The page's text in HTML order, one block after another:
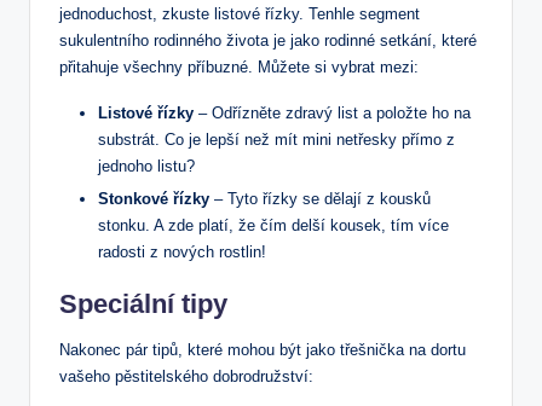
jednoduchost, zkuste listové řízky. Tenhle segment
sukulentního rodinného života je jako rodinné setkání, které
přitahuje všechny příbuzné. Můžete si vybrat mezi:
Listové řízky – Odřízněte zdravý list a položte ho na
substrát. Co je lepší než mít mini netřesky přímo z
jednoho listu?
Stonkové řízky – Tyto řízky se dělají z kousků
stonku. A zde platí, že čím delší kousek, tím více
radosti z nových rostlin!
Speciální tipy
Nakonec pár tipů, které mohou být jako třešnička na dortu
vašeho pěstitelského dobrodružství: